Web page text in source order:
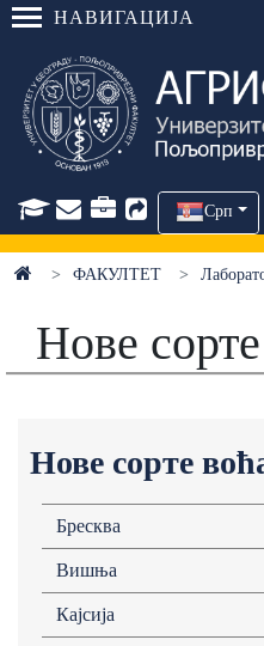
НАВИГАЦИЈА
Срп
ФАКУЛТЕТ
Нове сорте
Бресква
Вишња
Кајсија
Нове